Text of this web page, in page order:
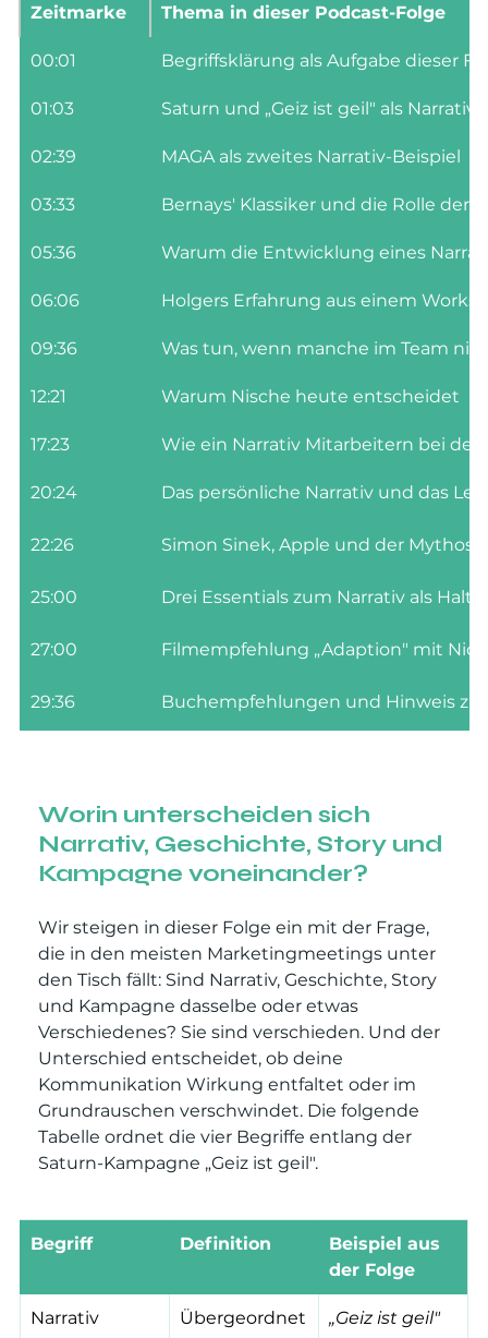
Zeitmarke Thema in dieser Podcast-Folge
00:01 Begriffsklärung als Aufgabe dieser
01:03 Saturn und „Geiz ist geil" als
02:39 MAGA als zweites Narrativ-Beispiel
03:33 Bernays' Klassiker und die Rolle der
05:36 Warum die Entwicklung eines
06:06 Holgers Erfahrung aus einem
09:36 Was tun, wenn manche im Team
12:21 Warum Nische heute entscheidet
17:23 Wie ein Narrativ Mitarbeitern bei
20:24 Das persönliche Narrativ und das
22:26 Simon Sinek, Apple und der Mythos
25:00 Drei Essentials zum Narrativ als
27:00 Filmempfehlung „Adaption" mit
29:36 Buchempfehlungen und Hinweis
Worin unterscheiden sich
Narrativ, Geschichte, Story und
Kampagne voneinander?
Wir steigen in dieser Folge ein mit der Frage,
die in den meisten Marketingmeetings unter
den Tisch fällt: Sind Narrativ, Geschichte, Story
und Kampagne dasselbe oder etwas
Verschiedenes? Sie sind verschieden. Und der
Unterschied entscheidet, ob deine
Kommunikation Wirkung entfaltet oder im
Grundrauschen verschwindet. Die folgende
Tabelle ordnet die vier Begriffe entlang der
Saturn-Kampagne „Geiz ist geil".
Begriff Definition
Beispiel aus
der Folge
Narrativ
Übergeordnet
„Geiz ist geil"